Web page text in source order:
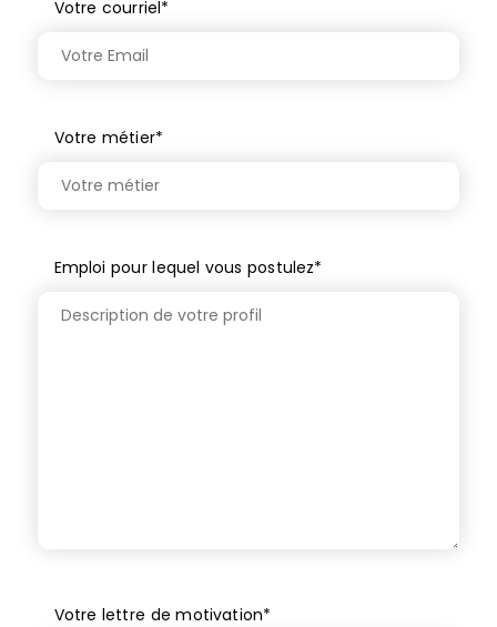
Votre courriel*
Votre métier*
Emploi pour lequel vous postulez*
Votre lettre de motivation*